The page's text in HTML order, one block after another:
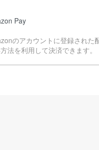
Pay
のアカウントに登録された
法を利用して決済できます。